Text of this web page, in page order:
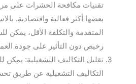
تقنيات مكافحة الحشرات على
بعضها أكثر فعالية واقتصادية.
المتقدمة والتكلفة الأقل،
رخيص دون التأثير على جودة
تقليل التكاليف التشغيلية:
التكاليف التشغيلية عن طريق